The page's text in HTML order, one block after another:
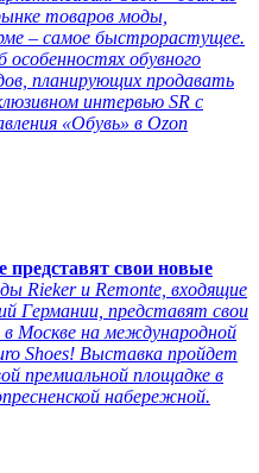
товаров моды,
– самое быстрорастущее.
обувного
планирующих продавать
интервью SR с
«Обувь» в Ozon
представят свои новые
Rieker и Remonte, входящие
Германии, представят свои
в Москве на международной
Shoes! Выставка пройдет
премиальной площадке в
набережной.